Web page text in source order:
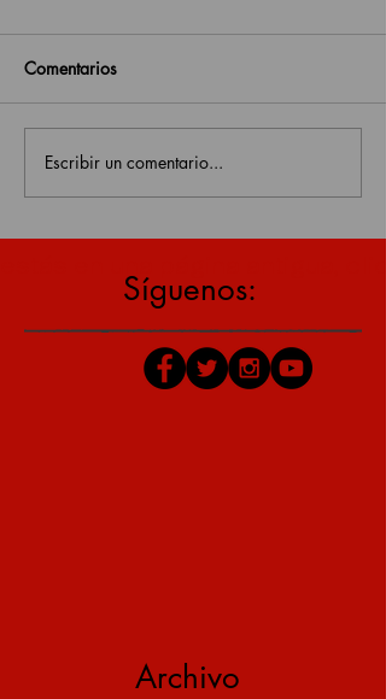
Comentarios
Escribir un comentario...
Síguenos:
Archivo